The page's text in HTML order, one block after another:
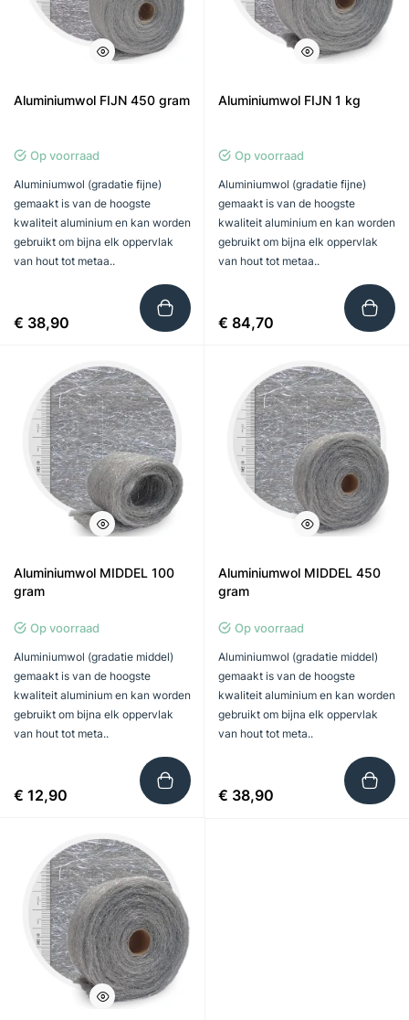
Aluminiumwol FIJN 450 gram
Op voorraad
Aluminiumwol (gradatie fijne)
gemaakt is van de hoogste
kwaliteit aluminium en kan worden
gebruikt om bijna elk oppervlak
van hout tot metaa..
€ 38,90
Aluminiumwol FIJN 1 kg
Op voorraad
Aluminiumwol (gradatie fijne)
gemaakt is van de hoogste
kwaliteit aluminium en kan worden
gebruikt om bijna elk oppervlak
van hout tot metaa..
€ 84,70
Aluminiumwol MIDDEL 100
gram
Op voorraad
Aluminiumwol (gradatie middel)
gemaakt is van de hoogste
kwaliteit aluminium en kan worden
gebruikt om bijna elk oppervlak
van hout tot meta..
€ 12,90
Aluminiumwol MIDDEL 450
gram
Op voorraad
Aluminiumwol (gradatie middel)
gemaakt is van de hoogste
kwaliteit aluminium en kan worden
gebruikt om bijna elk oppervlak
van hout tot meta..
€ 38,90